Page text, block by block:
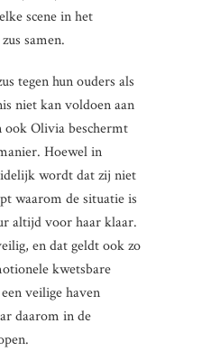
scene in het
samen.
tegen hun ouders als
niet kan voldoen aan
ook Olivia beschermt
Hoewel in
wordt dat zij niet
waarom de situatie is
altijd voor haar klaar.
en dat geldt ook zo
kwetsbare
veilige haven
daarom in de